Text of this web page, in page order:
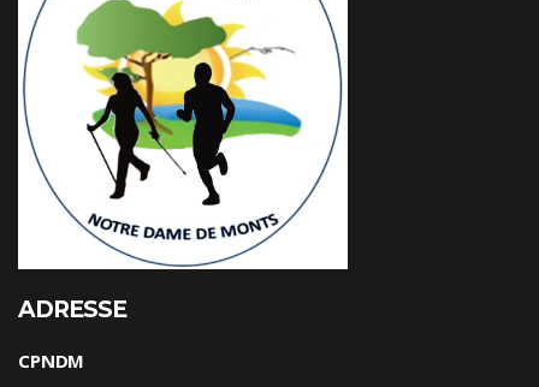
ADRESSE
CPNDM